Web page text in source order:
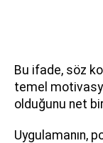
Bu ifade, söz
temel
olduğunu net
Uygulamanın,